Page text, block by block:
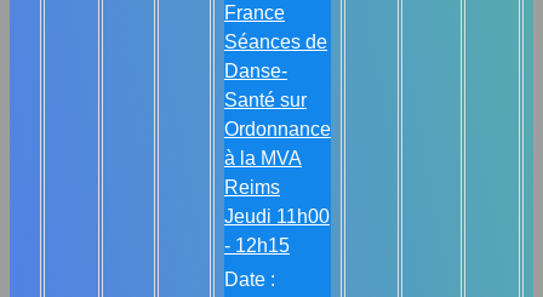
France
Séances de
Danse-
Santé sur
Ordonnance
à la MVA
Reims
Jeudi 11h00
- 12h15
Date :